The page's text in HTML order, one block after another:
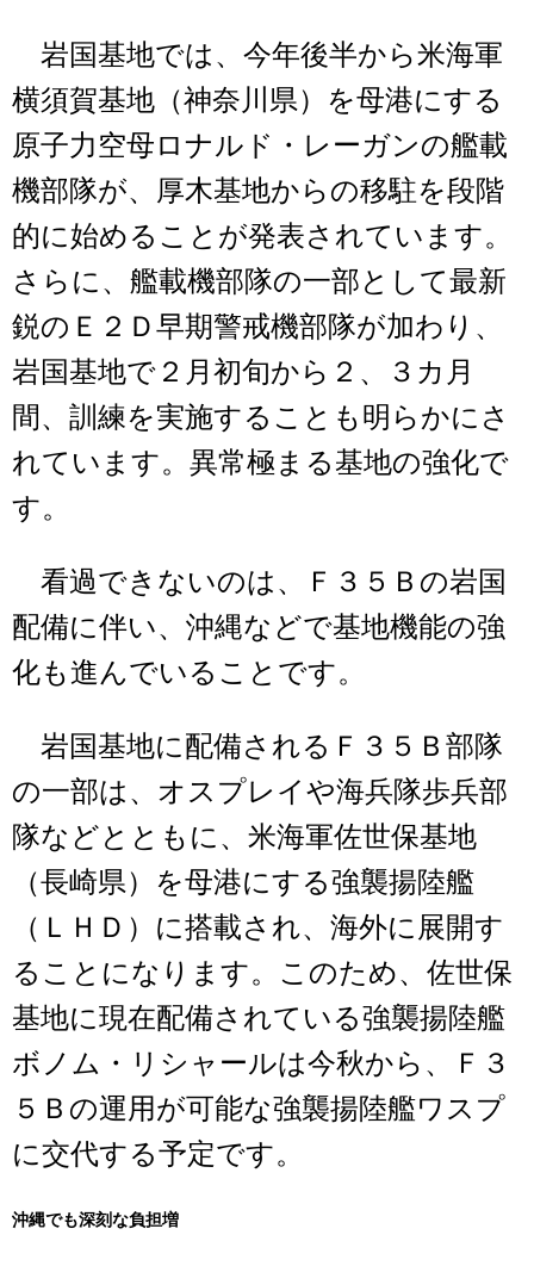
岩国基地では、今年後半から米海軍
横須賀基地（神奈川県）を母港にする
原子力空母ロナルド・レーガンの艦載
機部隊が、厚木基地からの移駐を段階
的に始めることが発表されています。
さらに、艦載機部隊の一部として最新
鋭のＥ２Ｄ早期警戒機部隊が加わり、
岩国基地で２月初旬から２、３カ月
間、訓練を実施することも明らかにさ
れています。異常極まる基地の強化で
す。
看過できないのは、Ｆ３５Ｂの岩国
配備に伴い、沖縄などで基地機能の強
化も進んでいることです。
岩国基地に配備されるＦ３５Ｂ部隊
の一部は、オスプレイや海兵隊歩兵部
隊などとともに、米海軍佐世保基地
（長崎県）を母港にする強襲揚陸艦
（ＬＨＤ）に搭載され、海外に展開す
ることになります。このため、佐世保
基地に現在配備されている強襲揚陸艦
ボノム・リシャールは今秋から、Ｆ３
５Ｂの運用が可能な強襲揚陸艦ワスプ
に交代する予定です。
沖縄でも深刻な負担増